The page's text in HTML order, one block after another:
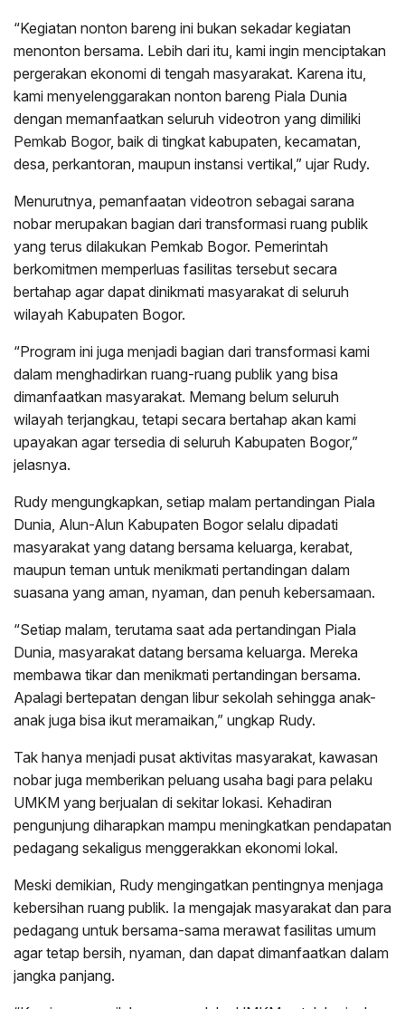
“Kegiatan nonton bareng ini bukan sekadar kegiatan
menonton bersama. Lebih dari itu, kami ingin menciptakan
pergerakan ekonomi di tengah masyarakat. Karena itu,
kami menyelenggarakan nonton bareng Piala Dunia
dengan memanfaatkan seluruh videotron yang dimiliki
Pemkab Bogor, baik di tingkat kabupaten, kecamatan,
desa, perkantoran, maupun instansi vertikal,” ujar Rudy.
Menurutnya, pemanfaatan videotron sebagai sarana
nobar merupakan bagian dari transformasi ruang publik
yang terus dilakukan Pemkab Bogor. Pemerintah
berkomitmen memperluas fasilitas tersebut secara
bertahap agar dapat dinikmati masyarakat di seluruh
wilayah Kabupaten Bogor.
“Program ini juga menjadi bagian dari transformasi kami
dalam menghadirkan ruang-ruang publik yang bisa
dimanfaatkan masyarakat. Memang belum seluruh
wilayah terjangkau, tetapi secara bertahap akan kami
upayakan agar tersedia di seluruh Kabupaten Bogor,”
jelasnya.
Rudy mengungkapkan, setiap malam pertandingan Piala
Dunia, Alun-Alun Kabupaten Bogor selalu dipadati
masyarakat yang datang bersama keluarga, kerabat,
maupun teman untuk menikmati pertandingan dalam
suasana yang aman, nyaman, dan penuh kebersamaan.
“Setiap malam, terutama saat ada pertandingan Piala
Dunia, masyarakat datang bersama keluarga. Mereka
membawa tikar dan menikmati pertandingan bersama.
Apalagi bertepatan dengan libur sekolah sehingga anak-
anak juga bisa ikut meramaikan,” ungkap Rudy.
Tak hanya menjadi pusat aktivitas masyarakat, kawasan
nobar juga memberikan peluang usaha bagi para pelaku
UMKM yang berjualan di sekitar lokasi. Kehadiran
pengunjung diharapkan mampu meningkatkan pendapatan
pedagang sekaligus menggerakkan ekonomi lokal.
Meski demikian, Rudy mengingatkan pentingnya menjaga
kebersihan ruang publik. Ia mengajak masyarakat dan para
pedagang untuk bersama-sama merawat fasilitas umum
agar tetap bersih, nyaman, dan dapat dimanfaatkan dalam
jangka panjang.